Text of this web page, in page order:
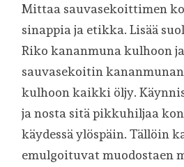
Mittaa sauvasekoittimen
sinappia ja etikka. Lisää
Riko kananmuna kulhoon
sauvasekoitin
kulhoon kaikki öljy.
ja nosta sitä pikkuhiljaa
käydessä ylöspäin. Tällöin
emulgoituvat muodostaen